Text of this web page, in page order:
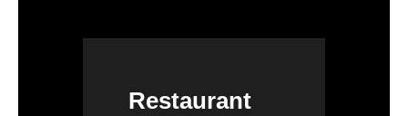
Restaurant